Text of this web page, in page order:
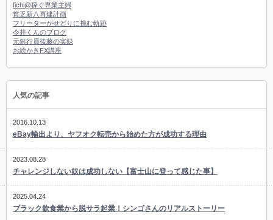
fichi@稼ぐ専業主婦
貧乏新八再建計画
フリーターがせどりに挑む軌跡
今井くんのブログ
元銀行員後藤の実録
お絵かきFX講座
人気の記事
2016.10.13
eBay輸出より、ヤフオク転売から始めた方が成功する理由
2023.08.28
チャレンジしない奴は成功しない【富士山に登って感じた事】
2025.04.24
ブラック飲食業から脱サラ起業！シンゴさんのリアルストーリー